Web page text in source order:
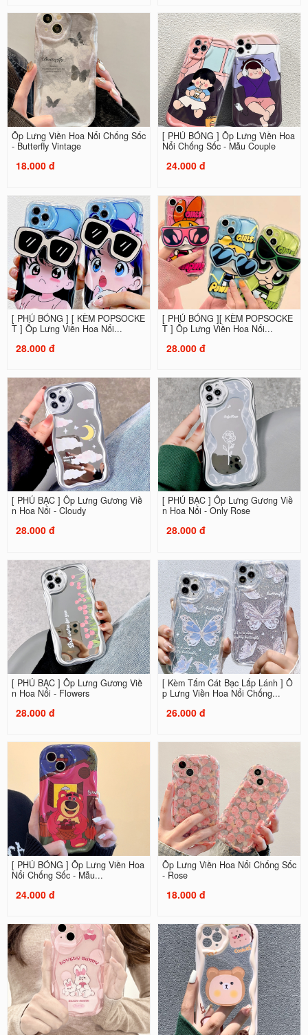
Ốp Lưng Viền Hoa Nổi Chống Sốc
- Butterfly Vintage
18.000 đ
[ PHỦ BÓNG ] Ốp Lưng Viền Hoa
Nổi Chống Sốc - Mẫu Couple
24.000 đ
[ PHỦ BÓNG ] [ KÈM POPSOCKE
T ] Ốp Lưng Viền Hoa Nổi...
28.000 đ
[ PHỦ BÓNG ][ KÈM POPSOCKE
T ] Ốp Lưng Viền Hoa Nổi...
28.000 đ
[ PHỦ BẠC ] Ốp Lưng Gương Viề
n Hoa Nổi - Cloudy
28.000 đ
[ PHỦ BẠC ] Ốp Lưng Gương Viề
n Hoa Nổi - Only Rose
28.000 đ
[ PHỦ BẠC ] Ốp Lưng Gương Viề
n Hoa Nổi - Flowers
28.000 đ
[ Kèm Tấm Cát Bạc Lấp Lánh ] Ố
p Lưng Viền Hoa Nổi Chống...
26.000 đ
[ PHỦ BÓNG ] Ốp Lưng Viền Hoa
Nổi Chống Sốc - Mẫu...
24.000 đ
Ốp Lưng Viền Hoa Nổi Chống Sốc
- Rose
18.000 đ